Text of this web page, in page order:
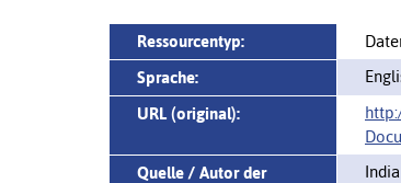
Ressourcentyp:
Sprache:
URL (original):
Quelle / Autor der